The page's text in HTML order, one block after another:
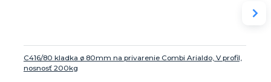
C416/80 kladka ø 80mm na privarenie Combi Arialdo, V profil,
nosnosť 200kg